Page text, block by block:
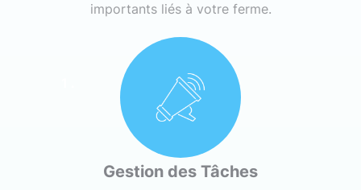
importants liés à votre ferme.
Gestion des Tâches